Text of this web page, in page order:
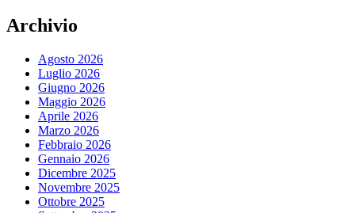
Archivio
Agosto 2026
Luglio 2026
Giugno 2026
Maggio 2026
Aprile 2026
Marzo 2026
Febbraio 2026
Gennaio 2026
Dicembre 2025
Novembre 2025
Ottobre 2025